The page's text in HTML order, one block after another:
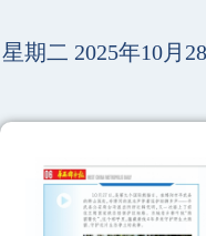
星期二 2025年10月